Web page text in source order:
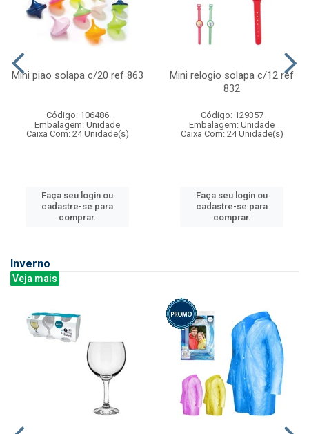
Mini piao solapa c/20 ref 863
Código: 106486
Embalagem: Unidade
Caixa Com: 24 Unidade(s)
Faça seu login ou
cadastre-se para
comprar.
Mini relogio solapa c/12 ref
832
Código: 129357
Embalagem: Unidade
Caixa Com: 24 Unidade(s)
Faça seu login ou
cadastre-se para
comprar.
Inverno
Veja mais